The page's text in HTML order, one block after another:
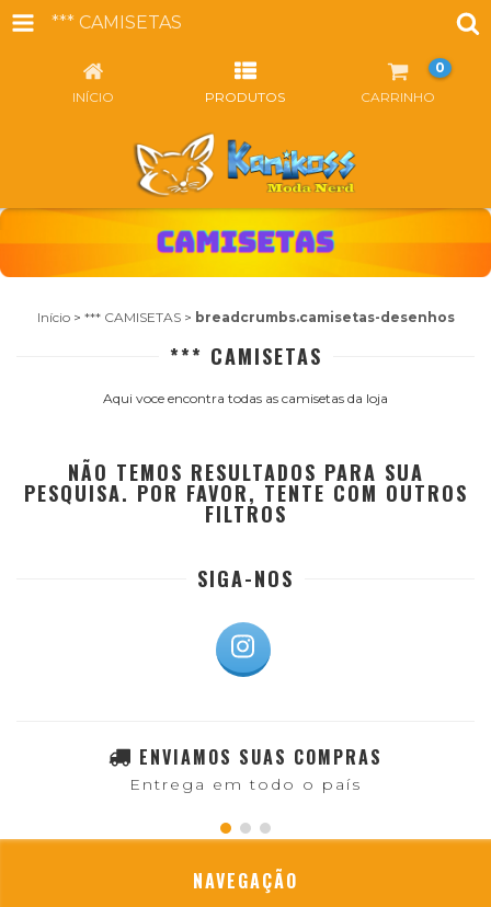
*** CAMISETAS
INÍCIO PRODUTOS CARRINHO
0
Início > *** CAMISETAS > breadcrumbs.camisetas-desenhos
*** CAMISETAS
Aqui voce encontra todas as camisetas da loja
NÃO TEMOS RESULTADOS PARA SUA
PESQUISA. POR FAVOR, TENTE COM OUTROS
FILTROS
SIGA-NOS
ENVIAMOS SUAS COMPRAS
Entrega em todo o país
NAVEGAÇÃO